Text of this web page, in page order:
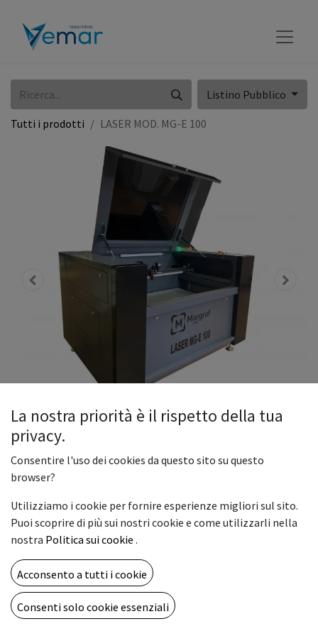
Listino Pubblico
Tutti i prodotti LASER MOD. MG-E 100
LASER MOD. MG-E 100
ecompatta, creata per l’ incisione e il taglio laser. MG-E 100
utilizzaun laser CO2 Tube da 100-130w per tagliare o incidere
su diversimateriali con un unico processo, in particolare
plastica, tessuti, pelle, legno ecc.
15.800,00€
La nostra priorità è il rispetto della tua
privacy.
Consentire l'uso dei cookies da questo sito su questo
browser?
Utilizziamo i cookie per fornire esperienze migliori sul sito.
Puoi scoprire di più sui nostri cookie e come utilizzarli nella
nostra Politica sui cookie .
Acconsento a tutti i cookie
Consenti solo cookie essenziali